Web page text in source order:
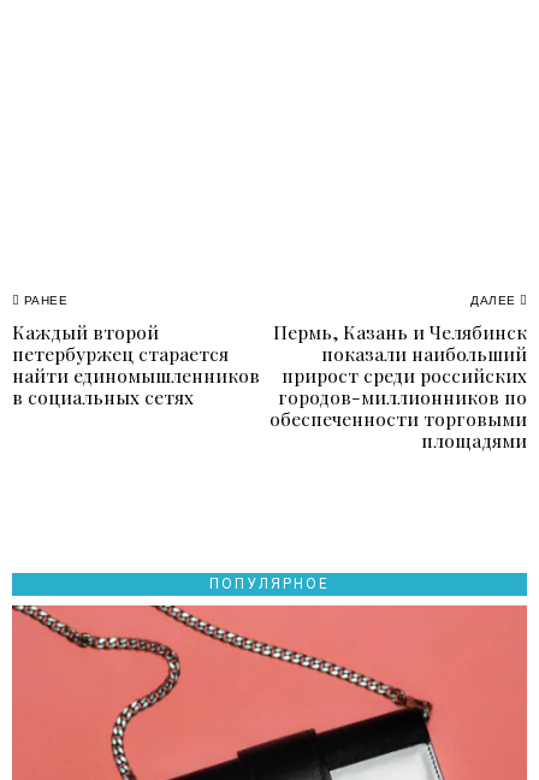
Навигация
по
записям
РАНЕЕ
Previous
post:
Каждый второй
петербуржец старается
найти единомышленников
в социальных сетях
ДАЛЕЕ
Пермь, Казань и Челябинск
показали наибольший
прирост среди российских
городов-миллионников по
обеспеченности торговыми
площадями
ПОПУЛЯРНОЕ